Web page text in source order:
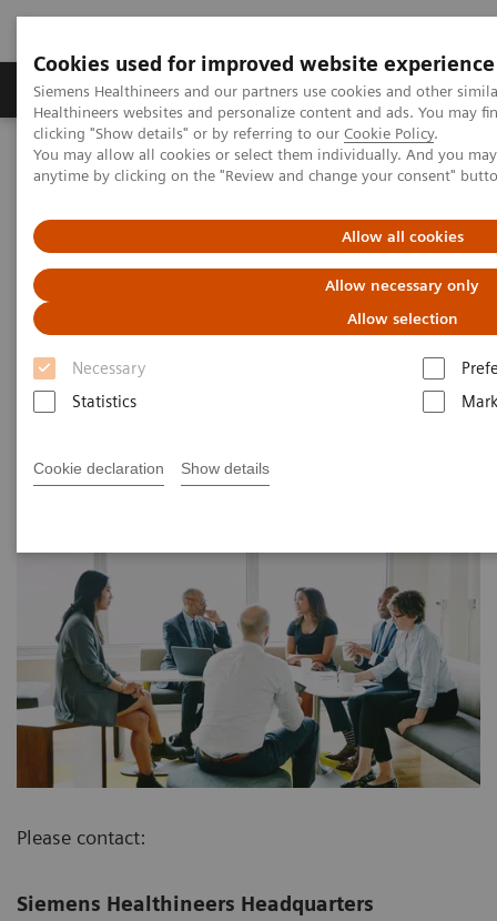
Cookies used for improved website experience
Siemens Healthineers and our partners use cookies and other
Healthineers websites and personalize content and ads. You may
clicking "Show details" or by referring to our Cookie Policy.
You may allow all cookies or select them individually. And you
anytime by clicking on the "Review and change your consent"
Allow all cookies
Allow necessary only
Allow selection
Necessary
Statistics
Cookie declaration Show details
Produkter og løsninger Support og
Hjem Services Value Partnerships Contact us
Value Partnerships Contact
Information
regarding our healthcare enterprise
services - Value Partnerships
Please contact:
Siemens Healthineers Headquarters